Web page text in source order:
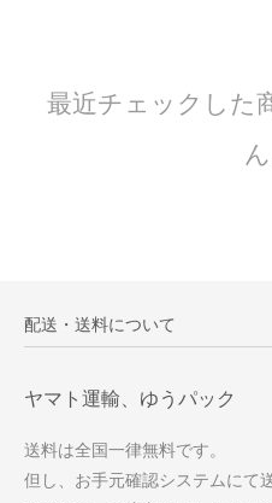
最近チェックした
ん
配送・送料について
ヤマト運輸、ゆうパック
送料は全国一律無料です。
但し、お手元確認システムにて